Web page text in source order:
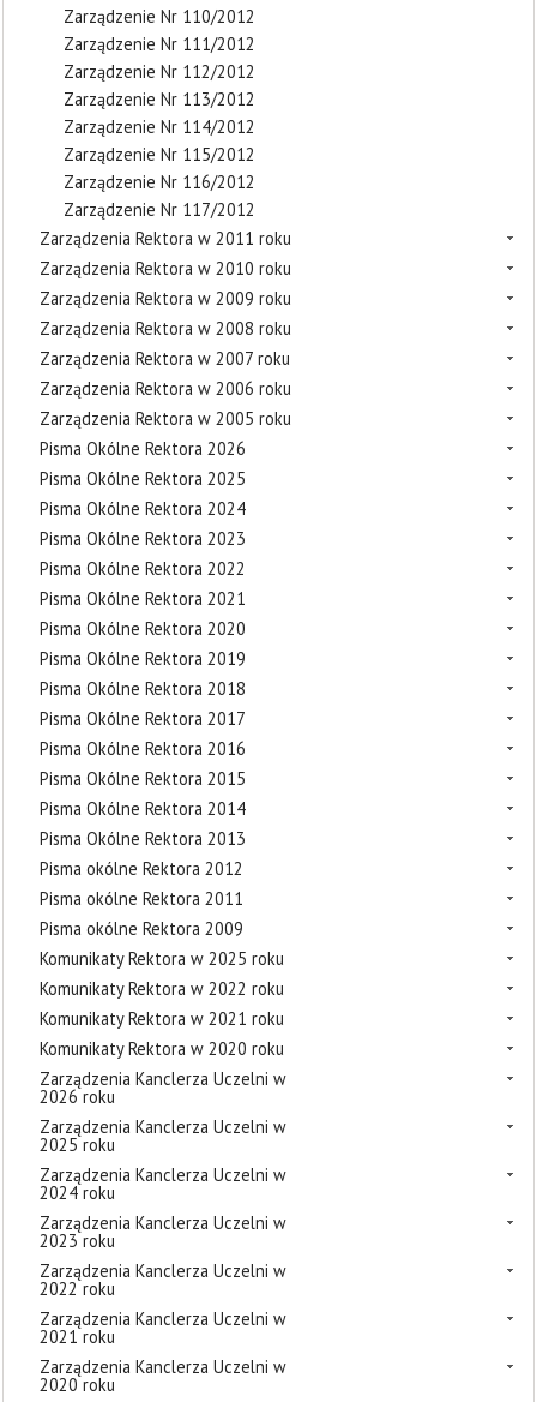
Zarządzenie Nr 110/2012
Zarządzenie Nr 111/2012
Zarządzenie Nr 112/2012
Zarządzenie Nr 113/2012
Zarządzenie Nr 114/2012
Zarządzenie Nr 115/2012
Zarządzenie Nr 116/2012
Zarządzenie Nr 117/2012
Zarządzenia Rektora w 2011 roku
Zarządzenia Rektora w 2010 roku
Zarządzenia Rektora w 2009 roku
Zarządzenia Rektora w 2008 roku
Zarządzenia Rektora w 2007 roku
Zarządzenia Rektora w 2006 roku
Zarządzenia Rektora w 2005 roku
Pisma Okólne Rektora 2026
Pisma Okólne Rektora 2025
Pisma Okólne Rektora 2024
Pisma Okólne Rektora 2023
Pisma Okólne Rektora 2022
Pisma Okólne Rektora 2021
Pisma Okólne Rektora 2020
Pisma Okólne Rektora 2019
Pisma Okólne Rektora 2018
Pisma Okólne Rektora 2017
Pisma Okólne Rektora 2016
Pisma Okólne Rektora 2015
Pisma Okólne Rektora 2014
Pisma Okólne Rektora 2013
Pisma okólne Rektora 2012
Pisma okólne Rektora 2011
Pisma okólne Rektora 2009
Komunikaty Rektora w 2025 roku
Komunikaty Rektora w 2022 roku
Komunikaty Rektora w 2021 roku
Komunikaty Rektora w 2020 roku
Zarządzenia Kanclerza Uczelni w
2026 roku
Zarządzenia Kanclerza Uczelni w
2025 roku
Zarządzenia Kanclerza Uczelni w
2024 roku
Zarządzenia Kanclerza Uczelni w
2023 roku
Zarządzenia Kanclerza Uczelni w
2022 roku
Zarządzenia Kanclerza Uczelni w
2021 roku
Zarządzenia Kanclerza Uczelni w
2020 roku